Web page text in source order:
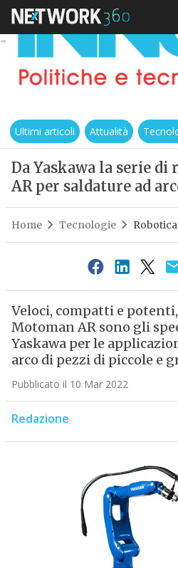
Ultimi articoli Attualità
Da Yaskawa la serie
AR per saldature ad
Home Tecnologie Robotica
Veloci, compatti e
Motoman AR sono gli
Yaskawa per le
arco di pezzi di piccole e
Pubblicato il 10 Mar 2022
Redazione